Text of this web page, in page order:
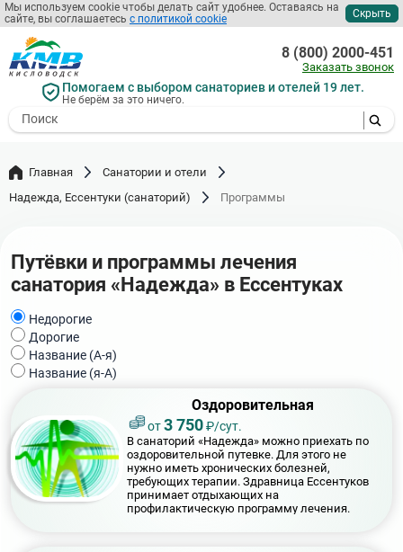
Мы используем cookie чтобы делать сайт удобнее. Оставаясь на
сайте, вы соглашаетесь с политикой cookie Скрыть
Перейти
к
основному
содержанию
Помогаем с выбором санаториев и отелей 19 лет.
Не берём за это ничего.
- I agree to the processing of my
8 (800) 2000-451
Заказать звонок
Главная
Санатории и отели
Надежда, Ессентуки (санаторий)
Программы
Путёвки и программы лечения
санатория «Надежда» в Ессентуках
Недорогие
Дорогие
Название (А-я)
Название (я-А)
Оздоровительная
от3 750₽/сут.
В санаторий «Надежда» можно приехать по
оздоровительной путевке. Для этого не
нужно иметь хронических болезней,
требующих терапии. Здравница Ессентуков
принимает отдыхающих на
профилактическую программу лечения.